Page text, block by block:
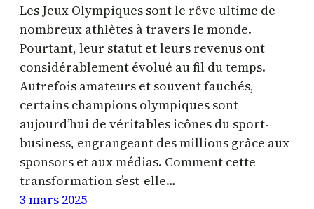
Les Jeux Olympiques sont le rêve ultime de
nombreux athlètes à travers le monde.
Pourtant, leur statut et leurs revenus ont
considérablement évolué au fil du temps.
Autrefois amateurs et souvent fauchés,
certains champions olympiques sont
aujourd’hui de véritables icônes du sport-
business, engrangeant des millions grâce aux
sponsors et aux médias. Comment cette
transformation s’est-elle…
3 mars 2025